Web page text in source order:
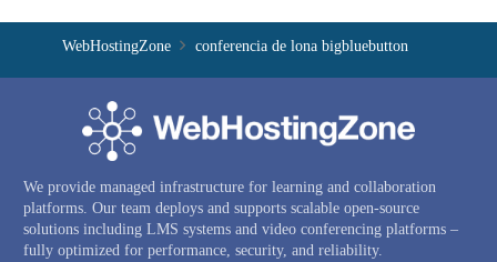
WebHostingZone conferencia de lona bigbluebutton
We provide managed infrastructure for learning and collaboration
platforms. Our team deploys and supports scalable open-source
solutions including LMS systems and video conferencing platforms –
fully optimized for performance, security, and reliability.